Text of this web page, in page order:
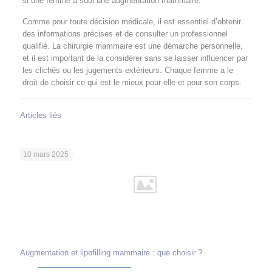
Comme pour toute décision médicale, il est essentiel d’obtenir
des informations précises et de consulter un professionnel
qualifié. La chirurgie mammaire est une démarche personnelle,
et il est important de la considérer sans se laisser influencer par
les clichés ou les jugements extérieurs. Chaque femme a le
droit de choisir ce qui est le mieux pour elle et pour son corps.
Articles liés
10 mars 2025
Augmentation et lipofilling mammaire : que choisir ?